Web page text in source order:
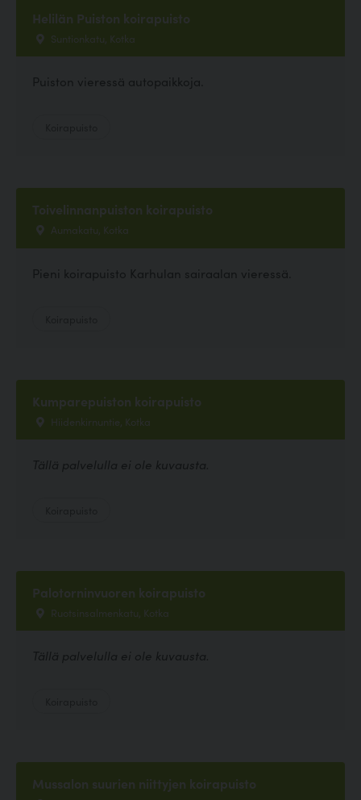
Helilän Puiston koirapuisto
Suntionkatu, Kotka
Puiston vieressä autopaikkoja.
Toivelinnanpuiston koirapuisto
Aumakatu, Kotka
Pieni koirapuisto Karhulan sairaalan vieressä.
Kumparepuiston koirapuisto
Hiidenkirnuntie, Kotka
Tällä palvelulla ei ole kuvausta.
Palotorninvuoren koirapuisto
Ruotsinsalmenkatu, Kotka
Tällä palvelulla ei ole kuvausta.
Mussalon suurien niittyjen koirapuisto